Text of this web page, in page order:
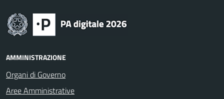
AMMINISTRAZIONE
Organi di Governo
Aree Amministrative